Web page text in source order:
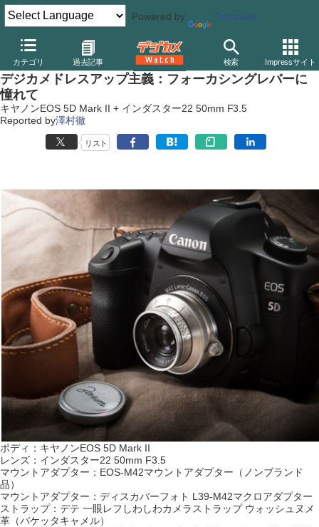
Powered by Translate
カテゴリ 過去記事 検索 Impressサイト
デジカメ Watch カメラ 一眼レフカメラ キヤノン
デジカメドレスアップ主義：フォーカシングレバーに
憧れて
キヤノンEOS 5D Mark II + インダスター22 50mm F3.5
Reported by澤村徹
リスト
ボディ：キヤノンEOS 5D Mark II
レンズ：インダスター22 50mm F3.5
マウントアダプター：EOS-M42マウントアダプター（ノンブランド
品）
マウントアダプター：ディスカバーフォト L39-M42マクロアダプター
ストラップ：デテ 一眼レフしわしわカメラストラップ ウォッシュヌメ
革（バケッタキャメル）